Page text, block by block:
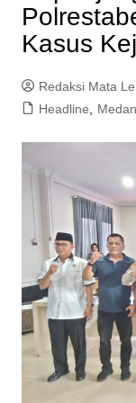
Kasus
Redaksi Mata
Headline
Medan